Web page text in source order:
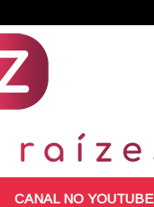
CANAL NO YOUTUBE